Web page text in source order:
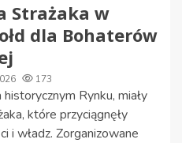
Strażaka w
dla Bohaterów
173
Rynku, miały
które przyciągnęły
i władz. Zorganizowane